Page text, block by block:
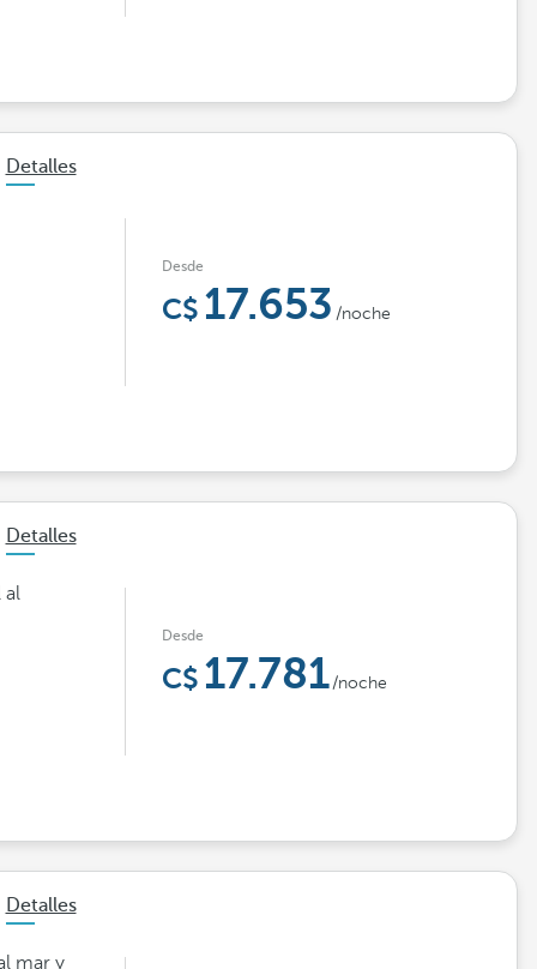
Detalles
Desde
17.653 /noche
Detalles
al
Desde
17.781 /noche
Detalles
mar y